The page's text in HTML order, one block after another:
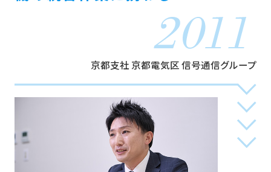
京都支社 京都電気区 信号通信グループ